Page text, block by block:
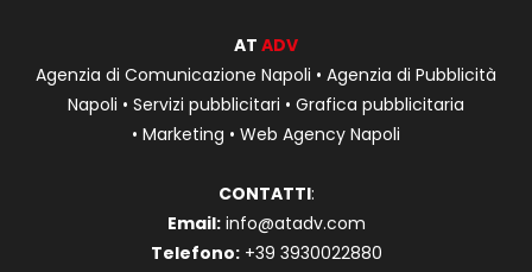
AT ADV
Agenzia di Comunicazione Napoli • Agenzia di Pubblicità
Napoli • Servizi pubblicitari • Grafica pubblicitaria
• Marketing • Web Agency Napoli
CONTATTI:
Email: info@atadv.com
Telefono: +39 3930022880